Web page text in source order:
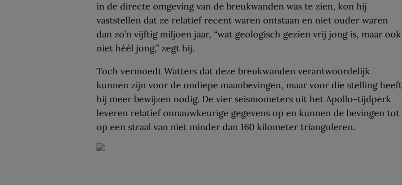
in de directe omgeving van de breukwanden was te zien, kon hij
vaststellen dat ze relatief recent waren ontstaan en niet ouder waren
dan zo’n vijftig miljoen jaar, “wat geologisch gezien vrij jong is, maar ook
niet héél jong,” zegt hij.
Toch vermoedt Watters dat deze breukwanden verantwoordelijk
kunnen zijn voor de ondiepe maanbevingen, maar voor die stelling heeft
hij meer bewijzen nodig. De vier seismometers uit het Apollo-tijdperk
leveren relatief onnauwkeurige gegevens op en kunnen de bevingen tot
op een straal van niet minder dan 160 kilometer trianguleren.